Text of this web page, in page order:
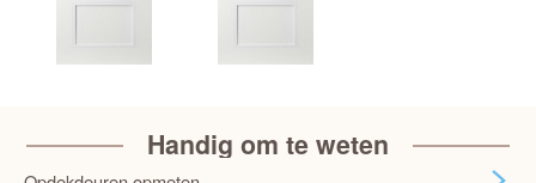
Handig om te weten